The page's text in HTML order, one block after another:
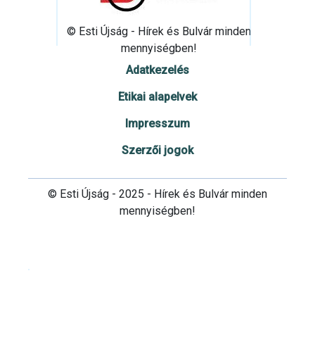
© Esti Újság - Hírek és Bulvár minden
mennyiségben!
Adatkezelés
Etikai alapelvek
Impresszum
Szerzői jogok
© Esti Újság - 2025 - Hírek és Bulvár minden
mennyiségben!